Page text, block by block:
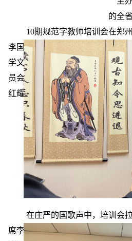
的全
10期规范字教师培训会在郑
李国昌，河南省硬笔书法家协会
学文化教育学院院长陈亚辉，河
员会秘书长杨铭泉，河南中普国
红耀等出席培训会并担纲主讲。
法爱好者、教师等参
在庄严的国歌声中，培训会
席李国昌担任本次培训会的主持